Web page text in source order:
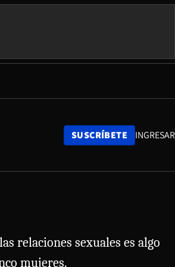
SUSCRÍBETE INGRESAR
relaciones sexuales es algo
mujeres.